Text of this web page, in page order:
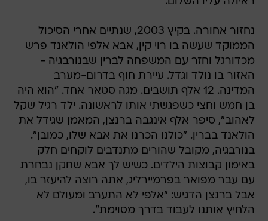
נחזור אחורה. בקיץ 2003, שנתיים אחרי הסיכול
הממוקד שעשה בו רוי קין, אבא אלפי הולאנד פרש
מכדורגל וחזר עם המשפחה לברין שבנורבגיה -
האזור בו נולד וגדל. עיירת חוף בדרום-מערב
המדינה. 12 אלף תושבים. מגה סטאר אחד. "הוא היה
בן חמש וחצי כשפגשתי אותו לראשונה. ילד רגיל שקל
לאהוב", סיפר אלף אינגבה ברנצן, המאמן שגידל את
הולאנד בברין. "כולנו הכרנו את אבא שלו, כמובן".
בנורבגיה, מקובל שהורים מתנדבים לוקחים חלק
באימון קבוצות הילדים. כשיש לך אבא שחקן נבחרת
עם עבר מפואר בפרמיירליג, אתה רוצה להיעזר בו,
אבל ברנצן הדגיש: "אלפי לא התערב ומעולם לא
הלחיץ אותנו לעבוד בדרך מסוימת".